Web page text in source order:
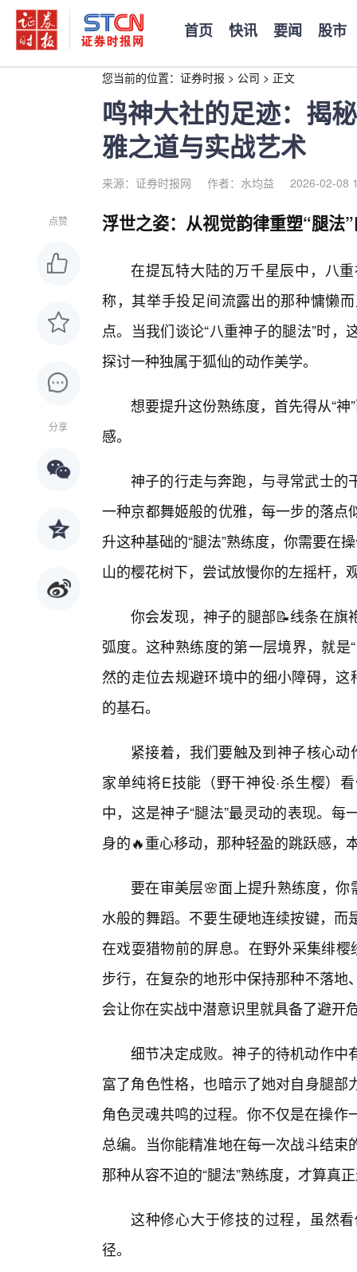
首页 快讯 要闻 股市
您当前的位置： 证券时报 > 公司 > 正文
鸣神大社的足迹：揭
雅之道与实战艺术
来源：证券时报网 作者：水均益 2026-02-08
点赞
分享
浮世之姿：从视觉韵律重塑“腿法
在提瓦特大陆的万千星辰中，八
称，其举手投足间流露出的那种慵懒
点。当我们谈论“八重神子的腿法”时
探讨一种独属于狐仙的动作美学。
想要提升这份熟练度，首先得从“
感。
神子的行走与奔跑，与寻常武士的
一种京都舞姬般的优雅，每一步的落
升这种基础的“腿法”熟练度，你需要在
山的樱花树下，尝试放慢你的左摇杆，
你会发现，神子的腿部📝线条在旗
弧度。这种熟练度的第一层境界，就
然的走位去规避环境中的细小障碍，
的基石。
紧接着，我们要触及到神子核心
家单纯将E技能（野干神役·杀生樱）
中，这是神子“腿法”最灵动的表现。
身的🔥重心移动，那种轻盈的跳跃感，
要在审美层🌸面上提升熟练度，
水般的舞蹈。不要生硬地连续按键，
在戏耍猎物前的屏息。在野外采集绯
步行，在复杂的地形中保持那种不落
会让你在实战中潜意识里就具备了避开
细节决定成败。神子的待机动作中
富了角色性格，也暗示了她对自身腿
角色灵魂共鸣的过程。你不仅是在操
总编。当你能精准地在每一次战斗结
那种从容不迫的“腿法”熟练度，才算真
这种修心大于修技的过程，虽然
径。